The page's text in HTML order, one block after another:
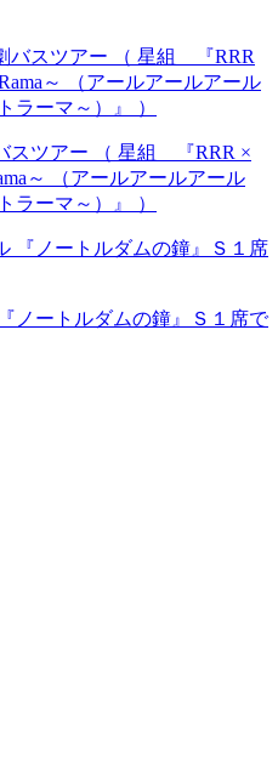
スツアー （ 星組 『RRR ×
～ （アールアールアール
ラーマ～）』 ）
ノートルダムの鐘』Ｓ１席で